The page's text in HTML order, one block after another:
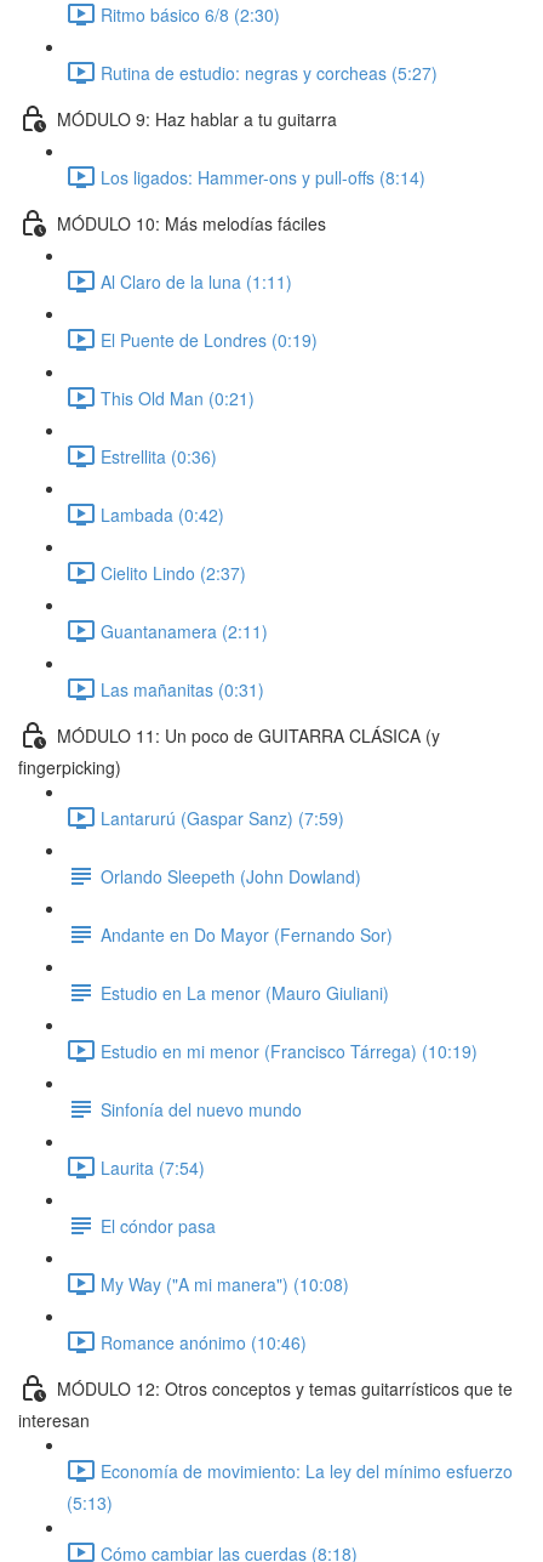
Ritmo básico 6/8 (2:30)
Rutina de estudio: negras y corcheas (5:27)
MÓDULO 9: Haz hablar a tu guitarra
Los ligados: Hammer-ons y pull-offs (8:14)
MÓDULO 10: Más melodías fáciles
Al Claro de la luna (1:11)
El Puente de Londres (0:19)
This Old Man (0:21)
Estrellita (0:36)
Lambada (0:42)
Cielito Lindo (2:37)
Guantanamera (2:11)
Las mañanitas (0:31)
MÓDULO 11: Un poco de GUITARRA CLÁSICA (y
fingerpicking)
Lantarurú (Gaspar Sanz) (7:59)
Orlando Sleepeth (John Dowland)
Andante en Do Mayor (Fernando Sor)
Estudio en La menor (Mauro Giuliani)
Estudio en mi menor (Francisco Tárrega) (10:19)
Sinfonía del nuevo mundo
Laurita (7:54)
El cóndor pasa
My Way ("A mi manera") (10:08)
Romance anónimo (10:46)
MÓDULO 12: Otros conceptos y temas guitarrísticos que te
interesan
Economía de movimiento: La ley del mínimo esfuerzo
(5:13)
Cómo cambiar las cuerdas (8:18)